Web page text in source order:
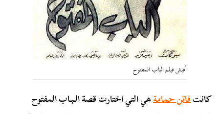
أفيش فيلم الباب المفتوح
كانتفاتن حمامةهي التي اختارت قصة الـبـاب المفتوح